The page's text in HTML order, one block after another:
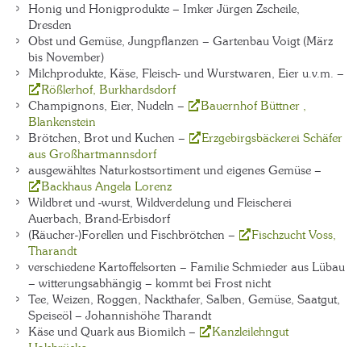
Honig und Honigprodukte – Imker Jürgen Zscheile,
Dresden
Obst und Gemüse, Jungpflanzen – Gartenbau Voigt (März
bis November)
Milchprodukte, Käse, Fleisch- und Wurstwaren, Eier u.v.m. –
Rößlerhof, Burkhardsdorf
Champignons, Eier, Nudeln –
Bauernhof Büttner ,
Blankenstein
Brötchen, Brot und Kuchen –
Erzgebirgsbäckerei Schäfer
aus Großhartmannsdorf
ausgewähltes Naturkostsortiment und eigenes Gemüse –
Backhaus Angela Lorenz
Wildbret und -wurst, Wildverdelung und Fleischerei
Auerbach, Brand-Erbisdorf
(Räucher-)Forellen und Fischbrötchen –
Fischzucht Voss,
Tharandt
verschiedene Kartoffelsorten – Familie Schmieder aus Lübau
– witterungsabhängig – kommt bei Frost nicht
Tee, Weizen, Roggen, Nackthafer, Salben, Gemüse, Saatgut,
Speiseöl – Johannishöhe Tharandt
Käse und Quark aus Biomilch –
Kanzleilehngut